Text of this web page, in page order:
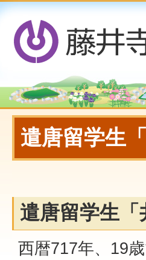
遣唐留学生
遣唐留学生
西暦717年、19